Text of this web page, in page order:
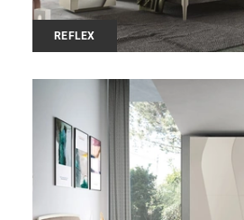
REFLEX